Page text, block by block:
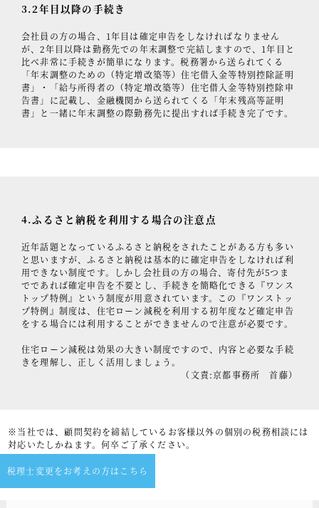
3.2年目以降の手続き
会社員の方の場合、1年目は確定申告をしなければなりません
が、2年目以降は勤務先での年末調整で完結しますので、1年目と
比べ非常に手続きが簡単になります。税務署から送られてくる
「年末調整のための（特定増改築等）住宅借入金等特別控除証明
書」・「給与所得者の（特定増改築等）住宅借入金等特別控除申
告書」に記載し、金融機関から送られてくる「年末残高等証明
書」と一緒に年末調整の際勤務先に提出すれば手続き完了です。
4.ふるさと納税を利用する場合の注意点
近年話題となっているふるさと納税をされたことがある方も多い
と思いますが、ふるさと納税は基本的に確定申告をしなければ利
用できない制度です。しかし会社員の方の場合、寄付先が5つま
でであれば確定申告を不要とし、手続きを簡略化できる『ワンス
トップ特例』という制度が用意されています。この『ワンストッ
プ特例』制度は、住宅ローン減税を利用する初年度など確定申告
をする場合には利用することができませんので注意が必要です。
住宅ローン減税は効果の大きい制度ですので、内容と必要な手続
きを理解し、正しく活用しましょう。
（文責:京都事務所 首藤）
※当社では、顧問契約を締結しているお客様以外の個別の税務相談には
対応いたしかねます。何卒ご了承ください。
税理士変更をお考えの方はこちら